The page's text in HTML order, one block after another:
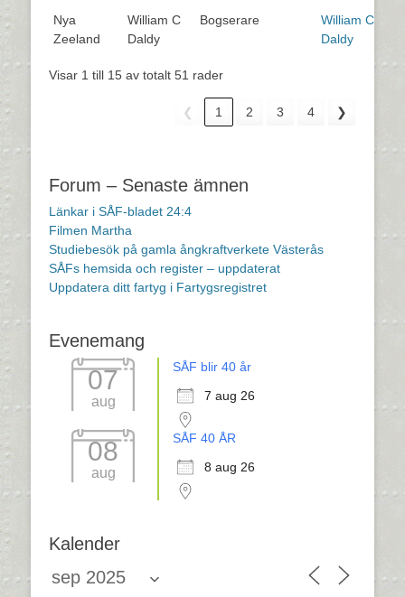
Nya
Zeeland
William C
Daldy
Bogserare
William C
Daldy
Visar 1 till 15 av totalt 51 rader
❮ 1 2 3 4 ❯
Forum – Senaste ämnen
Länkar i SÅF-bladet 24:4
Filmen Martha
Studiebesök på gamla ångkraftverkete Västerås
SÅFs hemsida och register – uppdaterat
Uppdatera ditt fartyg i Fartygsregistret
Evenemang
07
aug
SÅF blir 40 år
7 aug 26
08
aug
SÅF 40 ÅR
8 aug 26
Kalender